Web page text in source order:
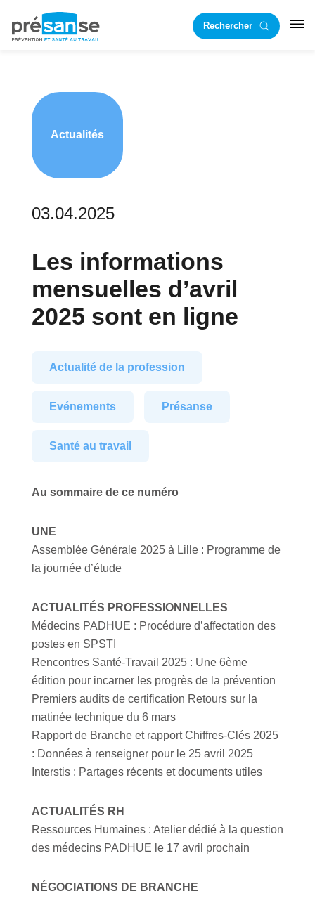
principale
RechercherRST
Actualités
03.04.2025
Les informations
mensuelles d’avril
2025 sont en ligne
Actualité de la profession
Evénements Présanse
Santé au travail
Au sommaire de ce numéro
UNE
Assemblée Générale 2025 à Lille : Programme de
la journée d’étude
ACTUALITÉS PROFESSIONNELLES
Médecins PADHUE : Procédure d’affectation des
postes en SPSTI
Rencontres Santé-Travail 2025 : Une 6ème
édition pour incarner les progrès de la prévention
Premiers audits de certification Retours sur la
matinée technique du 6 mars
Rapport de Branche et rapport Chiffres-Clés 2025
: Données à renseigner pour le 25 avril 2025
Interstis : Partages récents et documents utiles
ACTUALITÉS RH
Ressources Humaines : Atelier dédié à la question
des médecins PADHUE le 17 avril prochain
NÉGOCIATIONS DE BRANCHE